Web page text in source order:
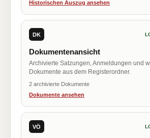
Historischen Auszug ansehen
DK
Dokumentenansicht
Archivierte Satzungen, Anmeldungen und
Dokumente aus dem Registerordner.
2 archivierte Dokumente
Dokumente ansehen
VÖ